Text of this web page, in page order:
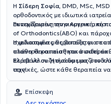
Η Σίδερη Σοφία, DMD, MSc, MSD
ορθοδοντικός με ιδιωτικά
συνεχίζοντας την οικογενειακή
Εκπαιδευμένη στην Αμερική,
of Orthodontics(ABO) και
σχεδιασμένες θεραπείες για
σταθερά και αισθητικά
Η φιλοσοφία μας βασίζεται σε
πλάνα θεραπείας και σωστή
περιβάλλον. Η ομάδα μας
τεχνικές, ώστε κάθε θεραπεία
και σιγουριά σε κάθε στάδιο
Ελάτε να συζητήσουμε μαζί το
σας!
Επίσκεψη